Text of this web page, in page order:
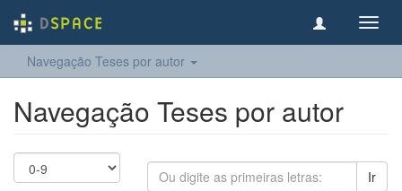
Navegação Teses por autor
Navegação Teses por autor
Ir